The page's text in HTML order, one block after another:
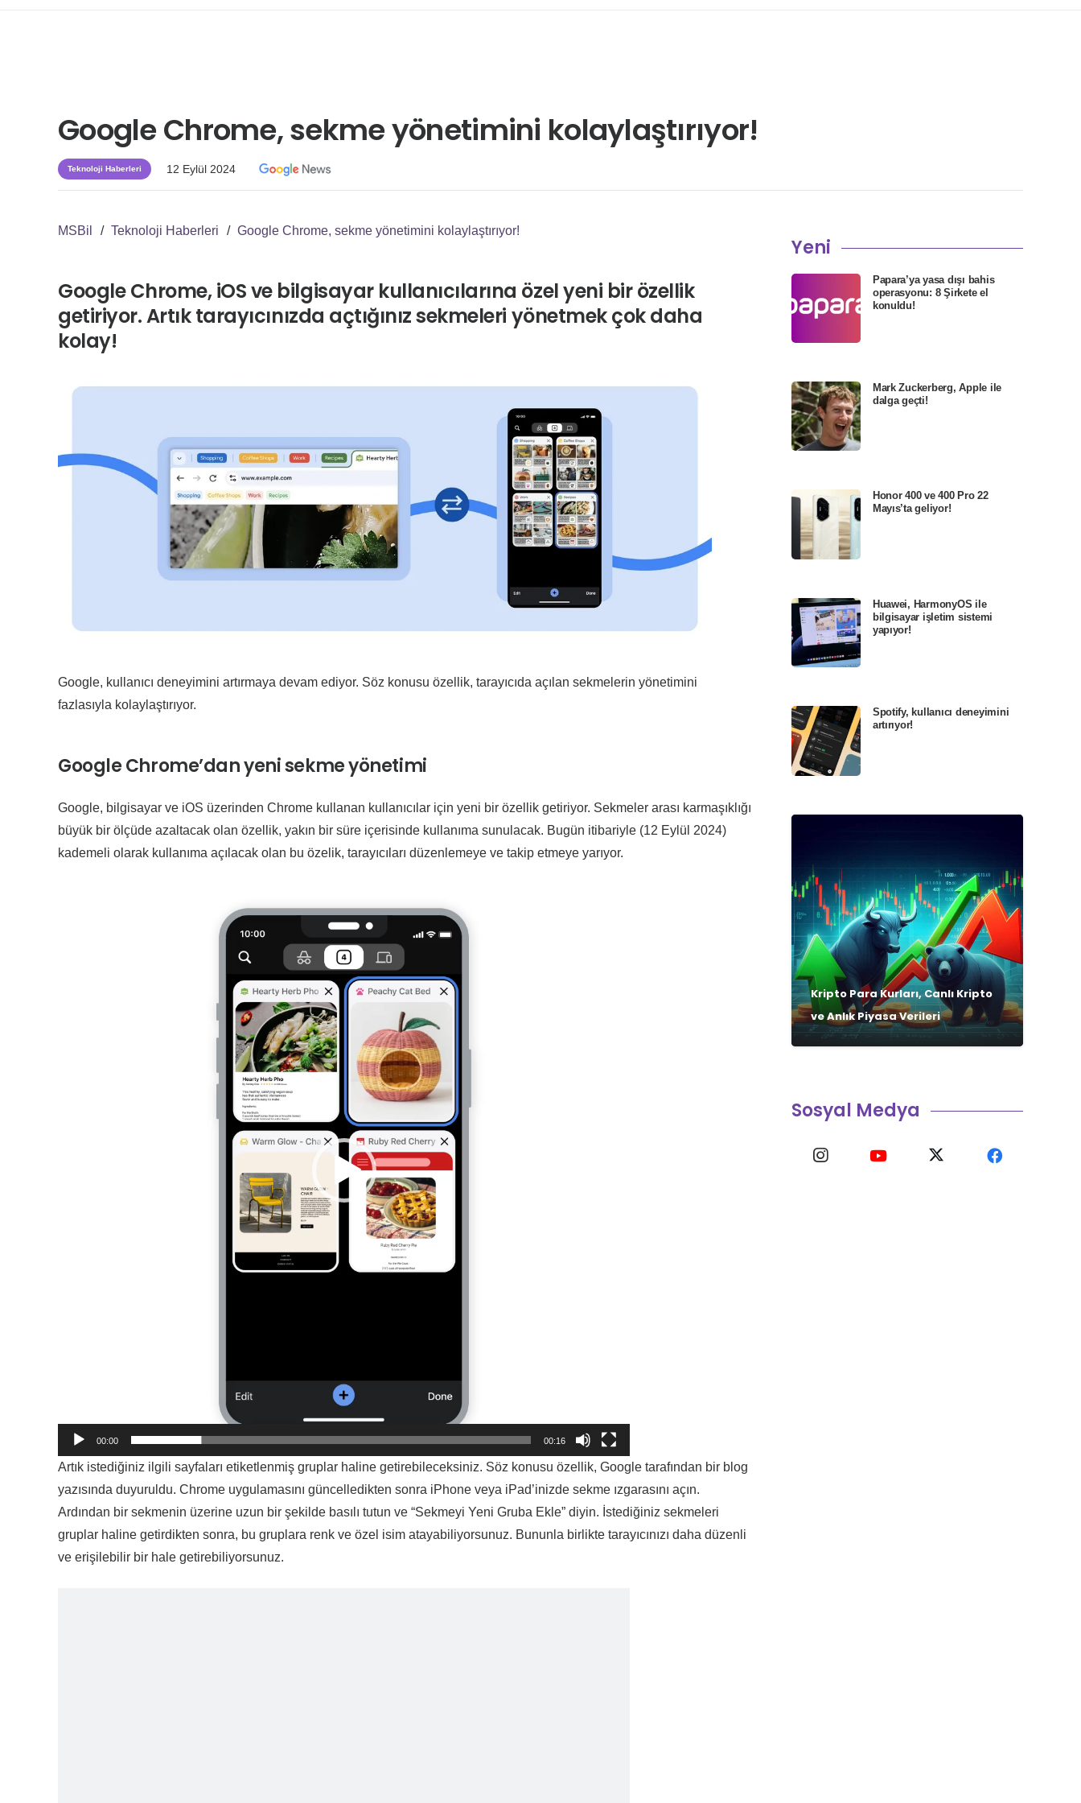
Google Chrome, sekme yönetimini kolaylaştırıyor!
Teknoloji Haberleri 12 Eylül 2024
MSBil / Teknoloji Haberleri / Google Chrome, sekme yönetimini kolaylaştırıyor!
Google Chrome, iOS ve bilgisayar kullanıcılarına özel yeni bir özellik
getiriyor. Artık tarayıcınızda açtığınız sekmeleri yönetmek çok daha
kolay!
Google, kullanıcı deneyimini artırmaya devam ediyor. Söz konusu özellik, tarayıcıda açılan sekmelerin yönetimini
fazlasıyla kolaylaştırıyor.
Google Chrome’dan yeni sekme yönetimi
Google, bilgisayar ve iOS üzerinden Chrome kullanan kullanıcılar için yeni bir özellik getiriyor. Sekmeler arası karmaşıklığı
büyük bir ölçüde azaltacak olan özellik, yakın bir süre içerisinde kullanıma sunulacak. Bugün itibariyle (12 Eylül 2024)
kademeli olarak kullanıma açılacak olan bu özelik, tarayıcıları düzenlemeye ve takip etmeye yarıyor.
00:00 00:16
Artık istediğiniz ilgili sayfaları etiketlenmiş gruplar haline getirebileceksiniz. Söz konusu özellik, Google tarafından bir blog
yazısında duyuruldu. Chrome uygulamasını güncelledikten sonra iPhone veya iPad’inizde sekme ızgarasını açın.
Ardından bir sekmenin üzerine uzun bir şekilde basılı tutun ve “Sekmeyi Yeni Gruba Ekle” diyin. İstediğiniz sekmeleri
gruplar haline getirdikten sonra, bu gruplara renk ve özel isim atayabiliyorsunuz. Bununla birlikte tarayıcınızı daha düzenli
ve erişilebilir bir hale getirebiliyorsunuz.
Yeni
Papara’ya yasa dışı bahis
operasyonu: 8 Şirkete el
konuldu!
Mark Zuckerberg, Apple ile
dalga geçti!
Honor 400 ve 400 Pro 22
Mayıs’ta geliyor!
Huawei, HarmonyOS ile
bilgisayar işletim sistemi
yapıyor!
Spotify, kullanıcı deneyimini
artırıyor!
Kripto Para Kurları, Canlı Kripto
ve Anlık Piyasa Verileri
Sosyal Medya